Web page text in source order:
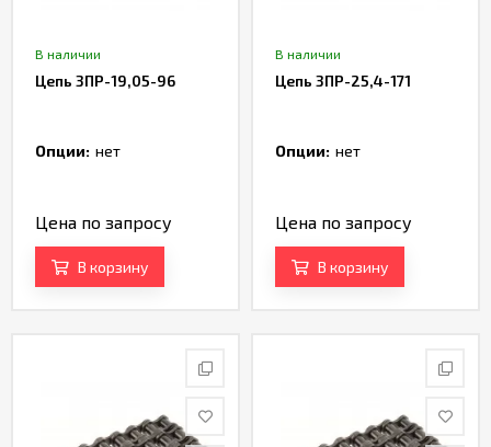
В наличии
Цепь 3ПР-19,05-96
Опции: нет
Цена по запросу
В корзину
В наличии
Цепь 3ПР-25,4-171
Опции: нет
Цена по запросу
В корзину